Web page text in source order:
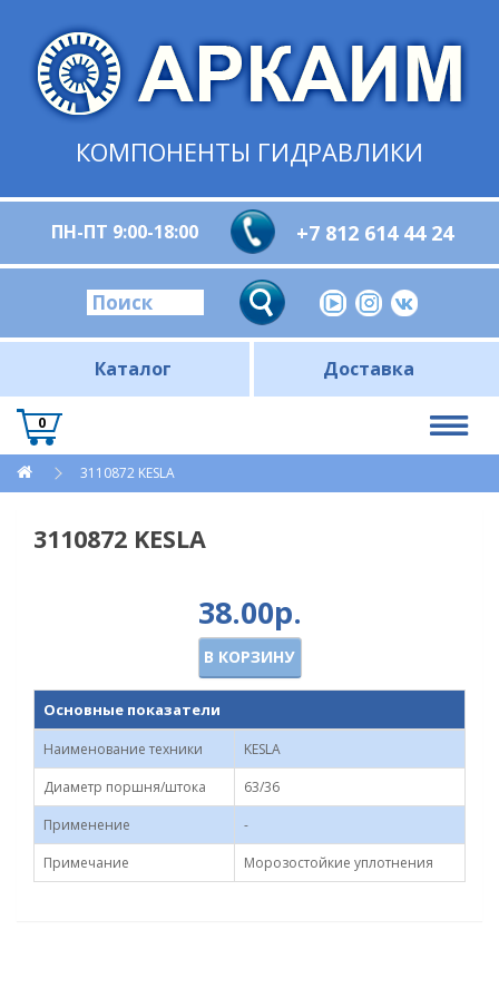
КОМПОНЕНТЫ ГИДРАВЛИКИ
ПН-ПТ 9:00-18:00 +7 812 614 44 24
Каталог Доставка
0
3110872 KESLA
3110872 KESLA
38.00р.
В КОРЗИНУ
Основные показатели
Наименование техники
KESLA
Диаметр поршня/штока
63/36
Применение
-
Примечание
Морозостойкие уплотнения